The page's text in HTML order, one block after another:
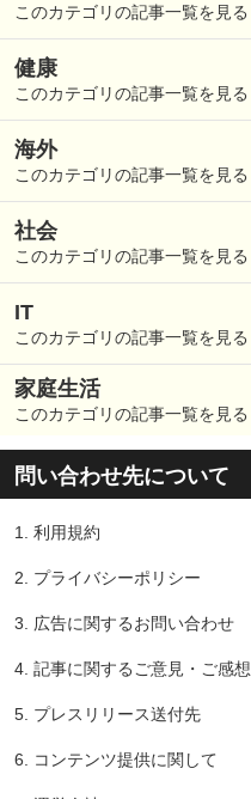
このカテゴリの記事一覧を見る
健康
このカテゴリの記事一覧を見る
海外
このカテゴリの記事一覧を見る
社会
このカテゴリの記事一覧を見る
IT
このカテゴリの記事一覧を見る
家庭生活
このカテゴリの記事一覧を見る
問い合わせ先について
1. 利用規約
2. プライバシーポリシー
3. 広告に関するお問い合わせ
4. 記事に関するご意見・ご感想
5. プレスリリース送付先
6. コンテンツ提供に関して